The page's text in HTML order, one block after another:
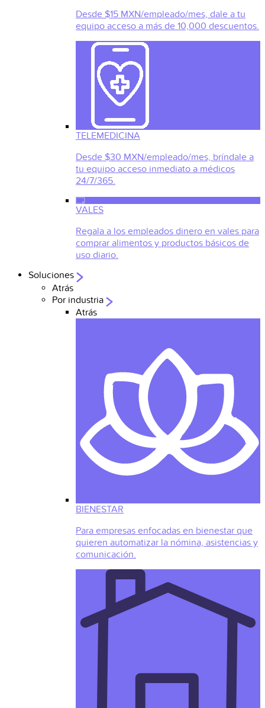
Desde $15 MXN/empleado/mes, dale a tu
equipo acceso a más de 10,000 descuentos.
TELEMEDICINA
Desde $30 MXN/empleado/mes, bríndale a
tu equipo acceso inmediato a médicos
24/7/365.
VALES
Regala a los empleados dinero en vales para
comprar alimentos y productos básicos de
uso diario.
Soluciones
Atrás
Por industria
Atrás
BIENESTAR
Para empresas enfocadas en bienestar que
quieren automatizar la nómina, asistencias y
comunicación.